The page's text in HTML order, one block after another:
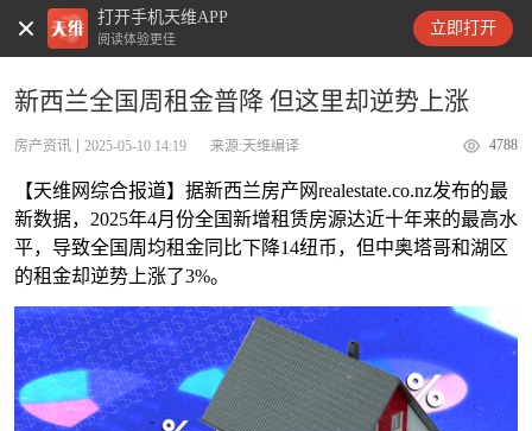
打开手机天维APP
阅读体验更佳
立即打开
天维新闻
新西兰全国周租金普降 但这里却逆势上涨
房产资讯 2025-05-10 14:19 来源:天维编译 4788
【天维网综合报道】据新西兰房产网realestate.co.nz发布的最
新数据，2025年4月份全国新增租赁房源达近十年来的最高水
平，导致全国周均租金同比下降14纽币，但中奥塔哥和湖区
的租金却逆势上涨了3%。